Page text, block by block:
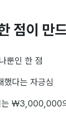
점이 만
뿐인 한 점
했다는 자긍심
는 ₩3,000,000